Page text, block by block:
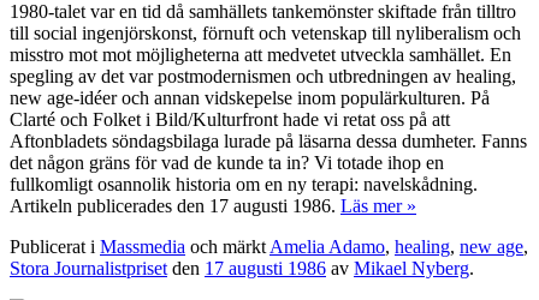
1980-talet var en tid då samhällets tankemönster skiftade från tilltro
till social ingenjörskonst, förnuft och vetenskap till nyliberalism och
misstro mot mot möjligheterna att medvetet utveckla samhället. En
spegling av det var postmodernismen och utbredningen av healing,
new age-idéer och annan vidskepelse inom populärkulturen. På
Clarté och Folket i Bild/Kulturfront hade vi retat oss på att
Aftonbladets söndagsbilaga lurade på läsarna dessa dumheter. Fanns
det någon gräns för vad de kunde ta in? Vi totade ihop en
fullkomligt osannolik historia om en ny terapi: navelskådning.
Artikeln publicerades den 17 augusti 1986. Läs mer »
Publicerat i Massmedia och märkt Amelia Adamo, healing, new age,
Stora Journalistpriset den 17 augusti 1986 av Mikael Nyberg.